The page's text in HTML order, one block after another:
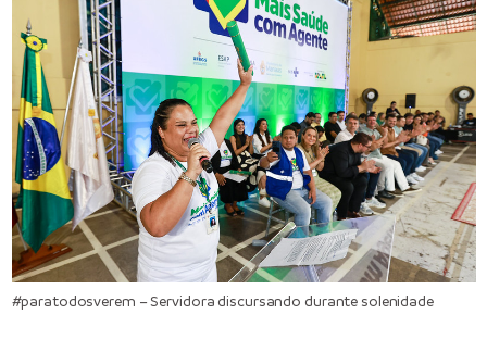
#paratodosverem – Servidora discursando durante solenidade